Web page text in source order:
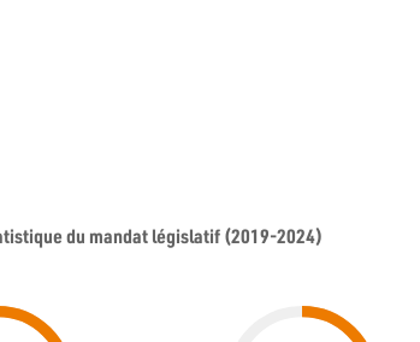
du mandat législatif (2019-2024)